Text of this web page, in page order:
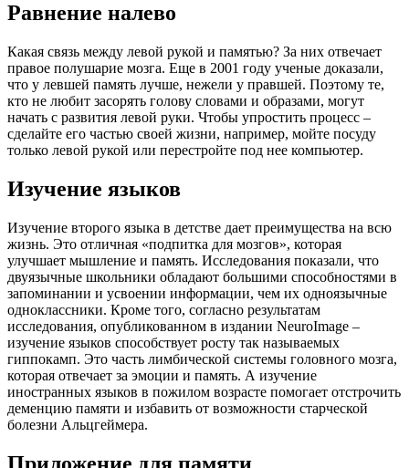
Равнение налево
Какая связь между левой рукой и памятью? За них отвечает
правое полушарие мозга. Еще в 2001 году ученые доказали,
что у левшей память лучше, нежели у правшей. Поэтому те,
кто не любит засорять голову словами и образами, могут
начать с развития левой руки. Чтобы упростить процесс –
сделайте его частью своей жизни, например, мойте посуду
только левой рукой или перестройте под нее компьютер.
Изучение языков
Изучение второго языка в детстве дает преимущества на всю
жизнь. Это отличная «подпитка для мозгов», которая
улучшает мышление и память. Исследования показали, что
двуязычные школьники обладают большими способностями в
запоминании и усвоении информации, чем их одноязычные
одноклассники. Кроме того, согласно результатам
исследования, опубликованном в издании NeuroImage –
изучение языков способствует росту так называемых
гиппокамп. Это часть лимбической системы головного мозга,
которая отвечает за эмоции и память. А изучение
иностранных языков в пожилом возрасте помогает отстрочить
деменцию памяти и избавить от возможности старческой
болезни Альцгеймера.
Приложение для памяти